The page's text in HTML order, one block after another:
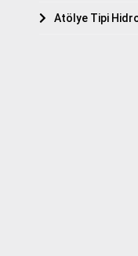
Atölye Tipi